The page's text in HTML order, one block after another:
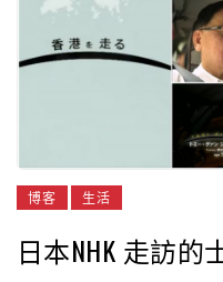
博客 生活
日本NHK 走訪